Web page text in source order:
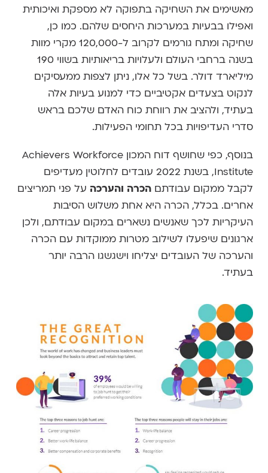
מאשימים את השחיקה בתפוקה לא מספקת ואיכותית
ואפילו בבעיות במערכות היחסים שלהם. כמו כן,
שחיקה ומתח גורמים לקרוב ל-120,000 מקרי מוות
בשנה ברחבי העולם ולעלויות בריאותיות בשווי 190
מיליארד דולר. בשל כל אלו, ניתן לצפות ממעסיקים
לנקוט בצעדים אקטיביים כדי למנוע בעיות אלה
בעתיד, ולהציב את רווחת כוח האדם שלכם בראש
סדרי העדיפויות בכל תחומי הפעילות.
בנוסף, כפי שחושף דוח המכון Achievers Workforce
Institute, בשנת 2022 עובדים לחלוטין מעדיפים
לקבל ממקום עבודתם הכרה והערכה על פני תמריצים
אחרים. בכלל, הכרה היא אחת משלוש הסיבות
העיקריות לכך שאנשים נשארים במקום עבודתם, ולכן
ארגונים שיפעלו לשילוב מטרות ממוקדות עם הכרה
והערכה של העובדים יצליחו וישגשגו הרבה יותר
בעתיד.